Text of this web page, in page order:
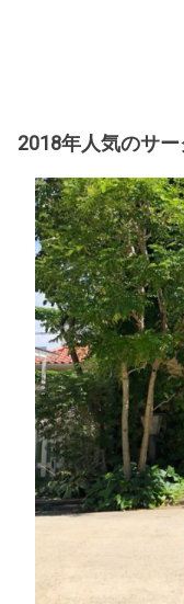
2018年人気のサ